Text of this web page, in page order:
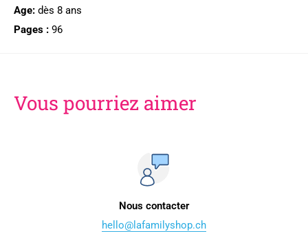
Age: dès 8 ans
Pages : 96
Vous pourriez aimer
Nous contacter
hello@lafamilyshop.ch